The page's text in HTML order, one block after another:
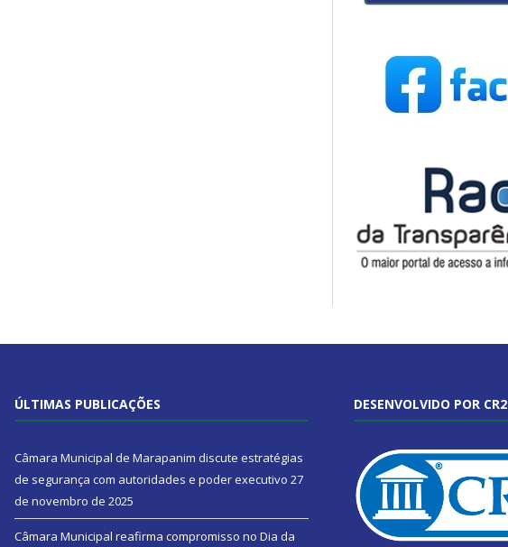
ÚLTIMAS PUBLICAÇÕES
Câmara Municipal de Marapanim discute estratégias
de segurança com autoridades e poder executivo 27
de novembro de 2025
Câmara Municipal reafirma compromisso no Dia da
DESENVOLVIDO POR CR2